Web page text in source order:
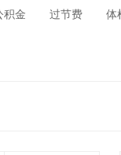
积金 过节费 体